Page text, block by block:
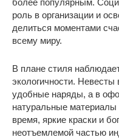
роль в организации и
делиться моментами
всему миру.
В плане стиля
экологичности.
удобные наряды, а в
натуральные
время, яркие краски и
неотъемлемой частью